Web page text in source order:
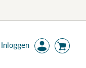
Inloggen